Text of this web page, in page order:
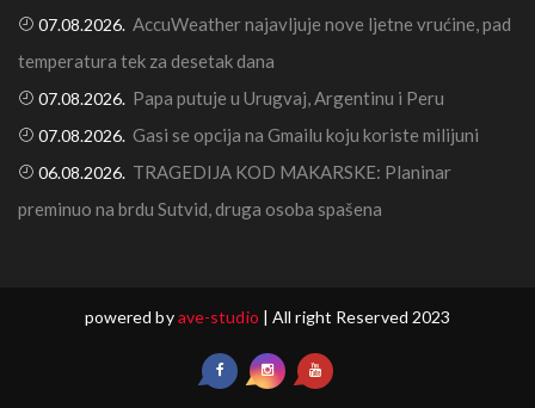
07.08.2026. AccuWeather najavljuje nove ljetne vrućine, pad
temperatura tek za desetak dana
07.08.2026. Papa putuje u Urugvaj, Argentinu i Peru
07.08.2026. Gasi se opcija na Gmailu koju koriste milijuni
06.08.2026. TRAGEDIJA KOD MAKARSKE: Planinar
preminuo na brdu Sutvid, druga osoba spašena
powered byave-studio | All right Reserved 2023